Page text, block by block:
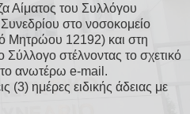
Αίματος του Συλλόγου
στο νοσοκομείο
Μητρώου 12192) και στη
στέλνοντας το σχετικό
ανωτέρω e-mail.
(3) ημέρες ειδικής άδειας με